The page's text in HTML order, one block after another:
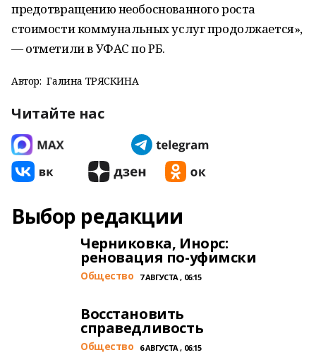
предотвращению необоснованного роста
стоимости коммунальных услуг продолжается»,
— отметили в УФАС по РБ.
Автор: Галина ТРЯСКИНА
Читайте нас
Выбор редакции
Черниковка, Инорс:
реновация по-уфимски
Общество 7 АВГУСТА , 06:15
Восстановить
справедливость
Общество 6 АВГУСТА , 06:15